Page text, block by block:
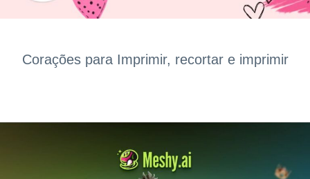
Corações para Imprimir, recortar e imprimir